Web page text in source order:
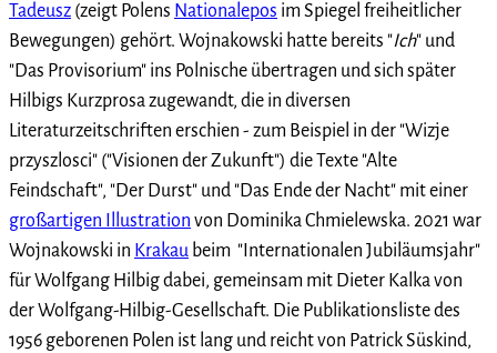
Tadeusz (zeigt Polens Nationalepos im Spiegel freiheitlicher
Bewegungen) gehört. Wojnakowski hatte bereits "Ich" und
"Das Provisorium" ins Polnische übertragen und sich später
Hilbigs Kurzprosa zugewandt, die in diversen
Literaturzeitschriften erschien - zum Beispiel in der "Wizje
przyszlosci" ("Visionen der Zukunft") die Texte "Alte
Feindschaft", "Der Durst" und "Das Ende der Nacht" mit einer
großartigen Illustration von Dominika Chmielewska. 2021 war
Wojnakowski in Krakau beim "Internationalen Jubiläumsjahr"
für Wolfgang Hilbig dabei, gemeinsam mit Dieter Kalka von
der Wolfgang-Hilbig-Gesellschaft. Die Publikationsliste des
1956 geborenen Polen ist lang und reicht von Patrick Süskind,